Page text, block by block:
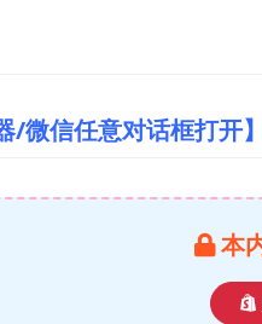
微信任意对话框打开】
本